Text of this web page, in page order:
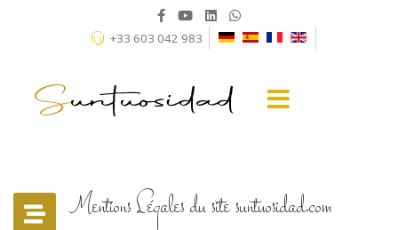
+33 603 042 983
Mentions Légales du site suntuosidad.com